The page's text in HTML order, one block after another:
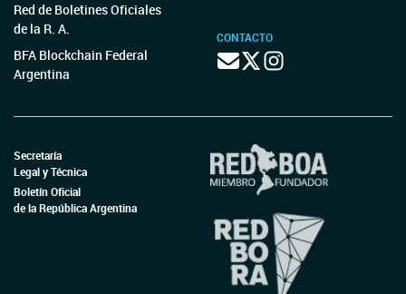
Red de Boletines Oficiales
de la R. A.
BFA Blockchain Federal
Argentina
CONTACTO
Secretaría
Legal y Técnica
Boletín Oficial
de la República Argentina